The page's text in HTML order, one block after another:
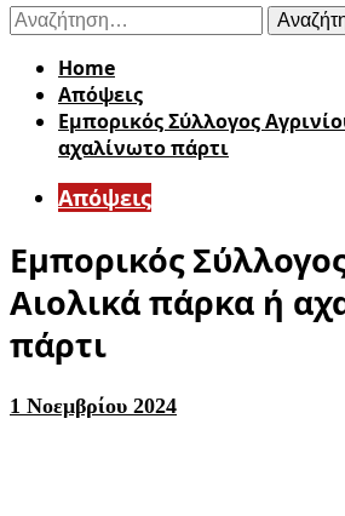
Αναζήτηση
για:
Home
Απόψεις
Εμπορικός Σύλλογος
αχαλίνωτο πάρτι
Απόψεις
Εμπορικός
Αιολικά πάρκα ή
πάρτι
1 Νοεμβρίου 2024